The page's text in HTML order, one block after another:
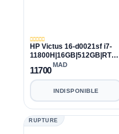
HP Victus 16-d0021sf i7-
11800H|16GB|512GB|RTX
3050 TI 4GB
11700
MAD
INDISPONIBLE
RUPTURE